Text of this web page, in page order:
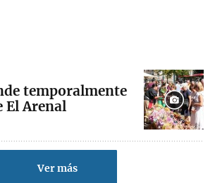
temporalmente
El Arenal
Ver más